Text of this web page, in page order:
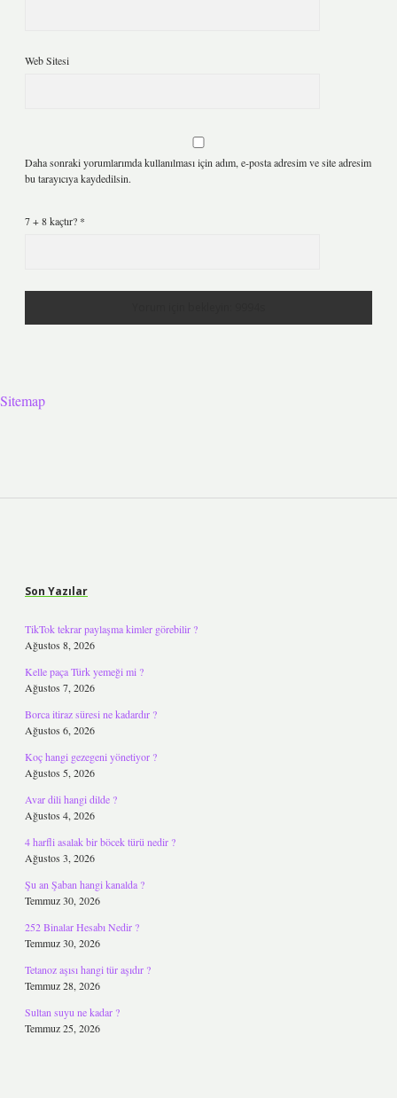
Web Sitesi
Daha sonraki yorumlarımda kullanılması için adım, e-posta adresim ve site adresim
bu tarayıcıya kaydedilsin.
7 + 8 kaçtır? *
Sitemap
Son Yazılar
TikTok tekrar paylaşma kimler görebilir ?
Ağustos 8, 2026
Kelle paça Türk yemeği mi ?
Ağustos 7, 2026
Borca itiraz süresi ne kadardır ?
Ağustos 6, 2026
Koç hangi gezegeni yönetiyor ?
Ağustos 5, 2026
Avar dili hangi dilde ?
Ağustos 4, 2026
4 harfli asalak bir böcek türü nedir ?
Ağustos 3, 2026
Şu an Şaban hangi kanalda ?
Temmuz 30, 2026
252 Binalar Hesabı Nedir ?
Temmuz 30, 2026
Tetanoz aşısı hangi tür aşıdır ?
Temmuz 28, 2026
Sultan suyu ne kadar ?
Temmuz 25, 2026